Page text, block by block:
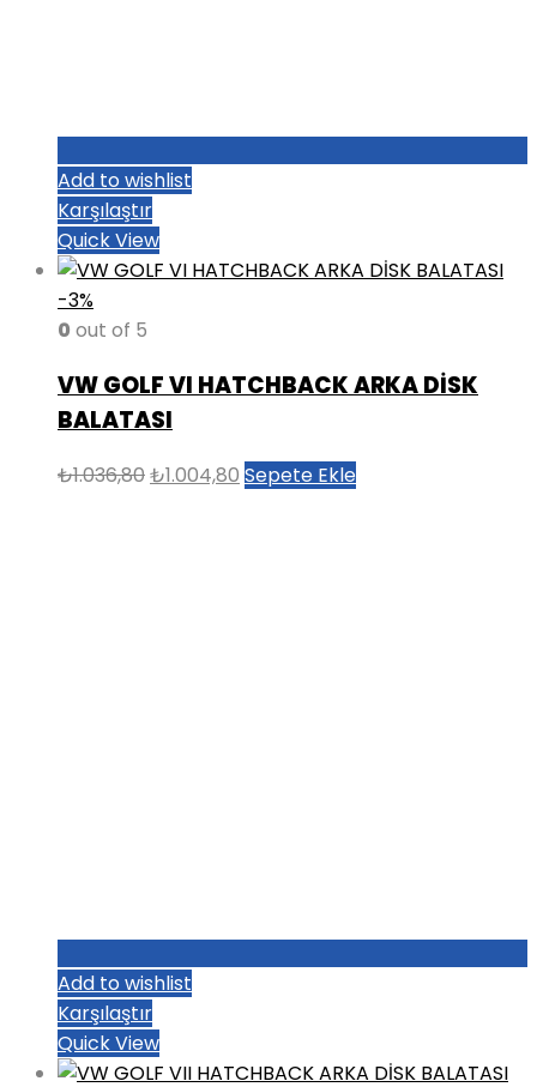
Add to wishlist
Karşılaştır
Quick View
-3%
0 out of 5
VW GOLF VI HATCHBACK ARKA DİSK
BALATASI
₺1.036,80Orijinal
₺1.004,80 Şu
Sepete Ekle
Add to wishlist
Karşılaştır
Quick View